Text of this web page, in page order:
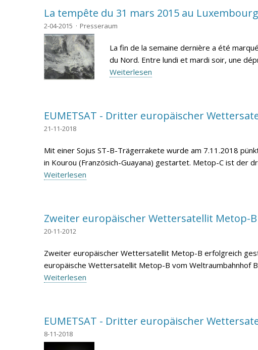
La tempête du 31 mars 2015 au Luxembourg
2-04-2015 Presseraum
La fin de la semaine dernière a été
du Nord. Entre lundi et mardi soir, une
Weiterlesen
EUMETSAT - Dritter europäischer
21-11-2018
Mit einer Sojus ST-B-Trägerrakete wurde am 7.11.2018
in Kourou (Französich-Guayana) gestartet. Metop-C ist der
Weiterlesen
Zweiter europäischer Wettersatellit Metop-
20-11-2012
Zweiter europäischer Wettersatellit Metop-B erfolgreich
europäische Wettersatellit Metop-B vom Weltraumbahnhof
Weiterlesen
EUMETSAT - Dritter europäischer
8-11-2018